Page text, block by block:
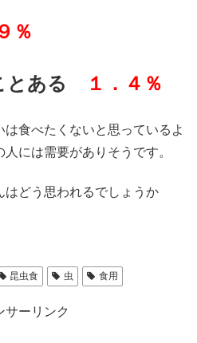
％
とある １．４％
食べたくないと思っているよ
には需要がありそうです。
はどう思われるでしょうか
昆虫食 虫 食用
サーリンク